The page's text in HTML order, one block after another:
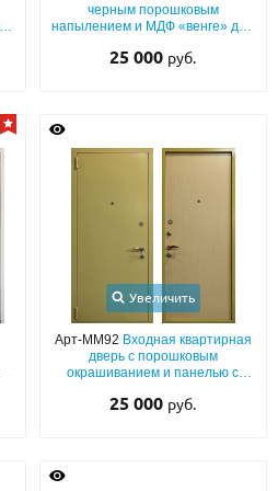
черным порошковым
напылением и МДФ «венге» для
25 000 руб.
Увеличить
Арт-ММ92 Входная квартирная
дверь с порошковым
окрашиванием и панелью с
25 000 руб.